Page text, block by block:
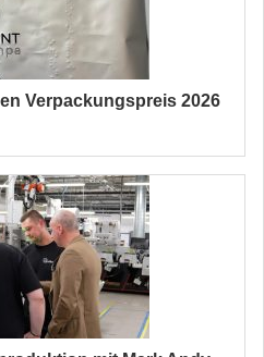
Verpackungspreis 2026